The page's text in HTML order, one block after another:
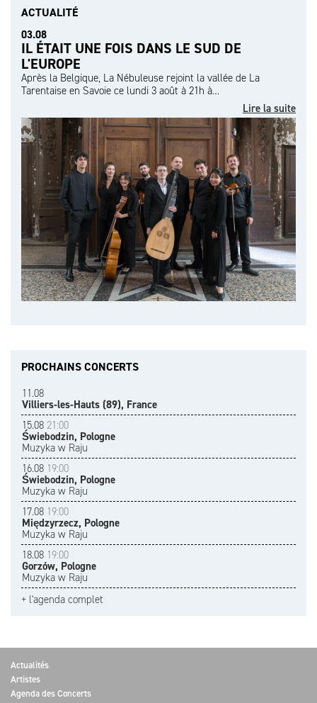
ACTUALITÉ
03.08
IL ÉTAIT UNE FOIS DANS LE SUD DE
L'EUROPE
Après la Belgique, La Nébuleuse rejoint la vallée de La
Tarentaise en Savoie ce lundi 3 août à 21h à…
Lire la suite
PROCHAINS CONCERTS
11.08
Villiers-les-Hauts (89), France
15.08 21:00
Świebodzin, Pologne
Muzyka w Raju
16.08 19:00
Świebodzin, Pologne
Muzyka w Raju
17.08 19:00
Międzyrzecz, Pologne
Muzyka w Raju
18.08 19:00
Gorzów, Pologne
Muzyka w Raju
+ l'agenda complet
Actualités
Artistes
Agenda des Concerts